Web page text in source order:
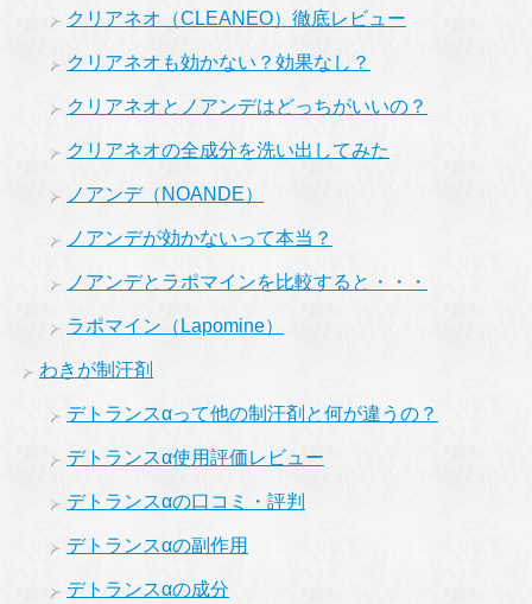
クリアネオ（CLEANEO）徹底レビュー
クリアネオも効かない？効果なし？
クリアネオとノアンデはどっちがいいの？
クリアネオの全成分を洗い出してみた
ノアンデ（NOANDE）
ノアンデが効かないって本当？
ノアンデとラポマインを比較すると・・・
ラポマイン（Lapomine）
わきが制汗剤
デトランスαって他の制汗剤と何が違うの？
デトランスα使用評価レビュー
デトランスαの口コミ・評判
デトランスαの副作用
デトランスαの成分